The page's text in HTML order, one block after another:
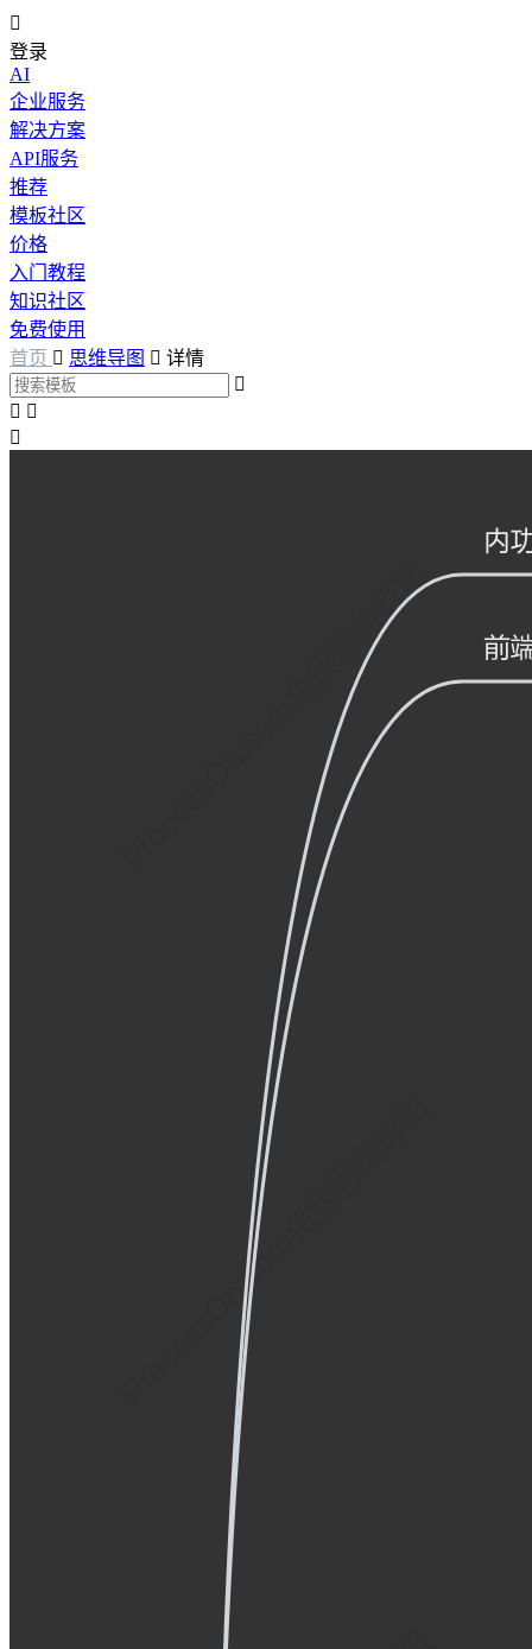

登录
AI
企业服务
解决方案
API服务
推荐
模板社区
价格
入门教程
知识社区
免费使用
首页  思维导图  详情

 
